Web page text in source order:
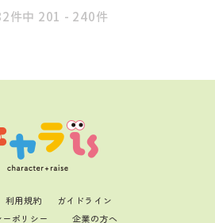
件中 201 - 240件
利用規約
ガイドライン
ポリシー
企業の方へ